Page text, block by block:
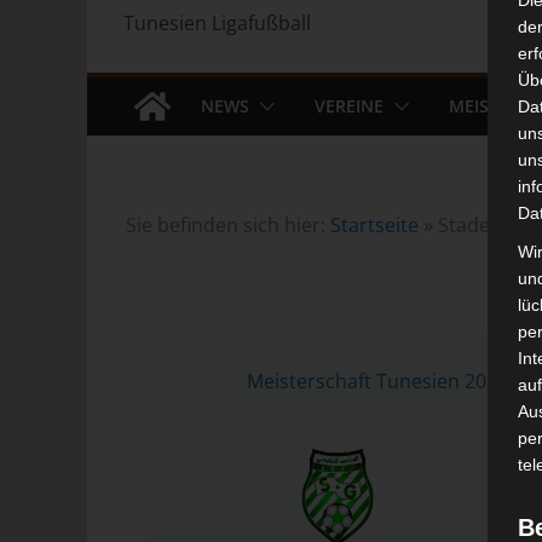
Tunesien Ligafußball
NEWS VEREINE
Sie befinden sich hier: Startseite » Stade
Meisterschaft Tunesien 2025/